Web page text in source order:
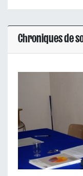
Chroniques de